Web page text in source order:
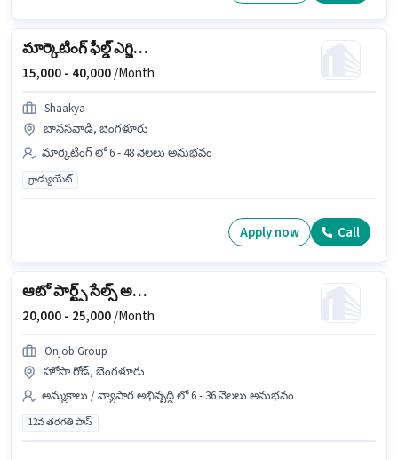
మార్కెటింగ్ ఫీల్డ్ ఎగ్జిక్యూటివ్
15,000 - 40,000/Month
Shaakya
బానసవాడి, బెంగళూరు
మార్కెటింగ్ లో 6 - 48 నెలలు అనుభవం
గ్రాడ్యుయేట్
Apply now Call
ఆటో పార్ట్స్ సేల్స్ అసోసియేట్
20,000 - 25,000/Month
Onjob Group
హోసా రోడ్, బెంగళూరు
అమ్మకాలు / వ్యాపార అభివృద్ధి లో 6 - 36 నెలలు అనుభవం
12వ తరగతి పాస్